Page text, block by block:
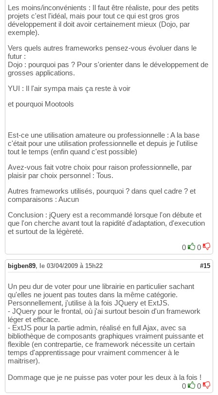
Les moins/inconvénients : Il faut être réaliste, pour des petits
projets c'est l'idéal, mais pour tout ce qui est gros gros
développement il doit avoir certainement mieux (Dojo, par
exemple).
Vers quels autres frameworks pensez-vous évoluer dans le
futur :
Dojo : pourquoi pas ? Pour s'orienter dans le développement de
grosses applications.
YUI : Il l'air sympa mais ça reste à voir
et pourquoi Mootools
Est-ce une utilisation amateure ou professionnelle : A la base
c'était pour une utilisation professionnelle et depuis je l'utilise
tout le temps (enfin quand c'est possible)
Avez-vous fait votre choix pour raison professionnelle, par
plaisir par choix personnel : Tous.
Autres frameworks utilisés, pourquoi ? dans quel cadre ? et
comparaisons : Aucun
Conclusion : jQuery est a recommandé lorsque l'on débute et
que l'on cherche avant tout la rapidité d'adaptation, d'execution
et surtout de la légèreté.
0
0
bigben89, le 03/04/2009 à 15h22 #15
Un peu dur de voter pour une librairie en particulier sachant
qu'elles ne jouent pas toutes dans la même catégorie.
Personnellement, j'utilise à la fois JQuery et ExtJS.
- JQuery pour le frontal, où j'ai surtout besoin d'un framework
léger et efficace.
- ExtJS pour la partie admin, réalisé en full Ajax, avec sa
bibliothèque de composants graphiques vraiment puissante et
flexible (en contrepartie, ce framework nécessite un certain
temps d'apprentissage pour vraiment commencer à le
maitriser).
Dommage que je ne puisse pas voter pour les deux à la fois !
0
0